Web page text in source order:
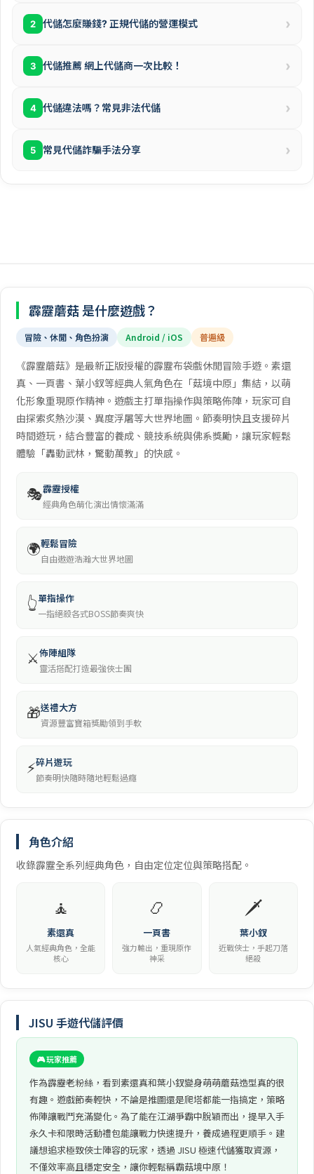
2 代儲怎麼賺錢? 正規代儲的營運模式 ›
3 代儲推薦 網上代儲商一次比較！ ›
4 代儲違法嗎？常見非法代儲 ›
5 常見代儲詐騙手法分享 ›
霹靂蘑菇 是什麼遊戲？
冒險、休閒、角色扮演 Android / iOS 普遍級
《霹靂蘑菇》是最新正版授權的霹靂布袋戲休閒冒險手遊。素還
真、一頁書、葉小釵等經典人氣角色在「菇境中原」集結，以萌
化形象重現原作精神。遊戲主打單指操作與策略佈陣，玩家可自
由探索炙熱沙漠、異度浮屠等大世界地圖。節奏明快且支援碎片
時間遊玩，結合豐富的養成、競技系統與佛系獎勵，讓玩家輕鬆
體驗「轟動武林，驚動萬教」的快感。
🎭霹靂授權
經典角色萌化演出情懷滿滿
🌍輕鬆冒險
自由遨遊浩瀚大世界地圖
👆單指操作
一指絕殺各式BOSS節奏爽快
⚔️佈陣組隊
靈活搭配打造最強俠士團
🎁送禮大方
資源豐富寶箱獎勵領到手軟
⚡碎片遊玩
節奏明快隨時隨地輕鬆過癮
角色介紹
收錄霹靂全系列經典角色，自由定位定位與策略搭配。
🧘
素還真
人氣經典角色，全能
核心
📿
一頁書
強力輸出，重現原作
神采
🗡️
葉小釵
近戰俠士，手起刀落
絕殺
JISU 手遊代儲評價
🎮 玩家推薦
作為霹靂老粉絲，看到素還真和葉小釵變身萌萌蘑菇造型真的很
有趣。遊戲節奏輕快，不論是推圖還是爬塔都能一指搞定，策略
佈陣讓戰鬥充滿變化。為了能在江湖爭霸中脫穎而出，提早入手
永久卡和限時活動禮包能讓戰力快速提升，養成過程更順手。建
議想追求極致俠士陣容的玩家，透過 JISU 極速代儲獲取資源，
不僅效率高且穩定安全，讓你輕鬆稱霸菇境中原！